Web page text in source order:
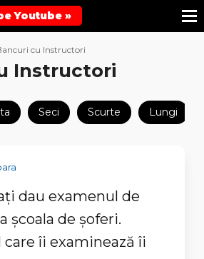
Youtube »
cu Instructori
Instructori
Seci Scurte Lungi
dau examenul de
școala de șoferi.
îi examinează îi